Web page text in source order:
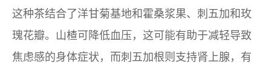
这种茶结合了洋甘菊基地和霍桑浆果、刺五加和玫
瑰花瓣。山楂可降低血压，这可能有助于减轻导致
焦虑感的身体症状，而刺五加根则支持肾上腺，有